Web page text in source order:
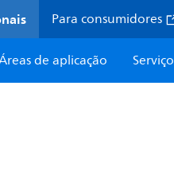
Para consumidores
de aplicação